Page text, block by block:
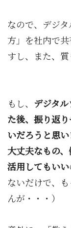
なので、デジ
方」を社内で
すし、また、質
もし、 デジタ
た後、振り返
いだろうと思
大丈夫なもの
活用してもいい
ないだけで、
んが・・・）